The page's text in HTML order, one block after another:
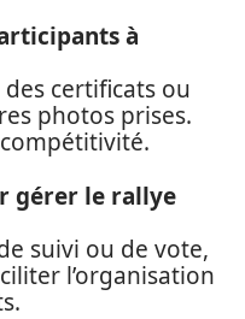
à
certificats ou
photos prises.
gérer le rallye
suivi ou de vote,
l’organisation